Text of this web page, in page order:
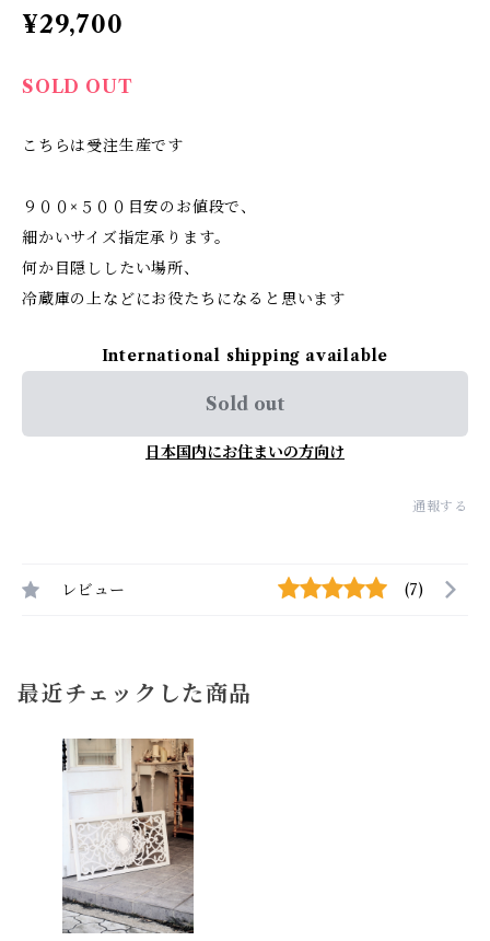
¥29,700
SOLD OUT
こちらは受注生産です
９００×５００目安のお値段で、
細かいサイズ指定承ります。
何か目隠ししたい場所、
冷蔵庫の上などにお役たちになると思います
International shipping available
Sold out
日本国内にお住まいの方向け
通報する
レビュー (7)
最近チェックした商品